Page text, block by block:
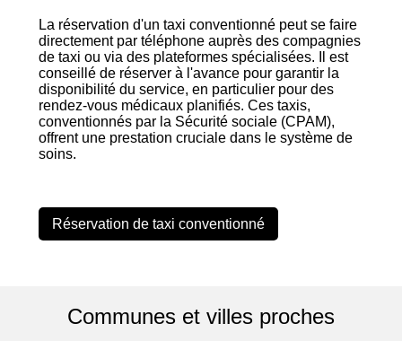
La réservation d'un taxi conventionné peut se faire
directement par téléphone auprès des compagnies
de taxi ou via des plateformes spécialisées. Il est
conseillé de réserver à l'avance pour garantir la
disponibilité du service, en particulier pour des
rendez-vous médicaux planifiés. Ces taxis,
conventionnés par la Sécurité sociale (CPAM),
offrent une prestation cruciale dans le système de
soins.
Réservation de taxi conventionné
Communes et villes proches